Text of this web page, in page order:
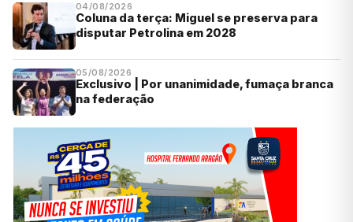
04/08/2026
Coluna da terça: Miguel se preserva para
disputar Petrolina em 2028
05/08/2026
Exclusivo | Por unanimidade, fumaça branca
na federação